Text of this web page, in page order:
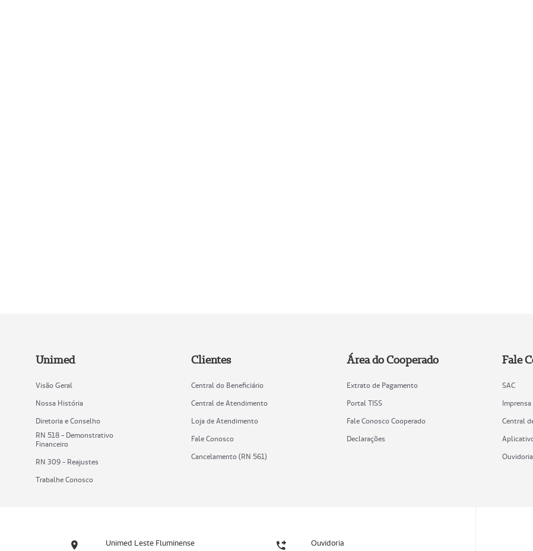
Unimed
Visão Geral
Nossa História
Diretoria e Conselho
RN 518 - Demonstrativo
Financeiro
RN 309 - Reajustes
Trabalhe Conosco
Clientes
Central do Beneficiário
Central de Atendimento
Loja de Atendimento
Fale Conosco
Cancelamento (RN 561)
Área do Cooperado
Extrato de Pagamento
Portal TISS
Fale Conosco Cooperado
Declarações
Fale
SAC
Imprensa
Central
Ouvidoria
Unimed Leste Fluminense Ouvidoria